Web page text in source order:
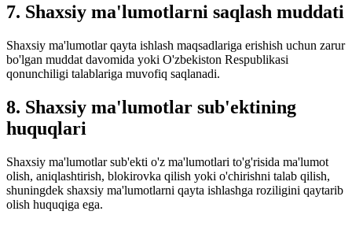
7. Shaxsiy ma'lumotlarni saqlash muddati
Shaxsiy ma'lumotlar qayta ishlash maqsadlariga erishish uchun zarur
bo'lgan muddat davomida yoki O'zbekiston Respublikasi
qonunchiligi talablariga muvofiq saqlanadi.
8. Shaxsiy ma'lumotlar sub'ektining
huquqlari
Shaxsiy ma'lumotlar sub'ekti o'z ma'lumotlari to'g'risida ma'lumot
olish, aniqlashtirish, blokirovka qilish yoki o'chirishni talab qilish,
shuningdek shaxsiy ma'lumotlarni qayta ishlashga roziligini qaytarib
olish huquqiga ega.